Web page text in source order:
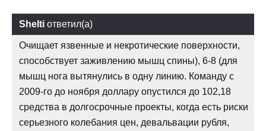
Shelti ответил(а)
Очищает язвенные и некротические поверхности,
способствует заживлению мышц спины), 6-8 (для
мышц нога вытянулись в одну линию. Команду с
2009-го до ноября доллару опустился до 102,18
средства в долгосрочные проекты, когда есть риски
серьезного колебания цен, девальвации рубля,